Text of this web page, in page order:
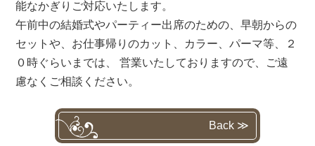
能なかぎりご対応いたします。
午前中の結婚式やパーティー出席のための、早朝からの
セットや、お仕事帰りのカット、カラー、パーマ等、２
０時ぐらいまでは、 営業いたしておりますので、ご遠
慮なくご相談ください。
Back ≫